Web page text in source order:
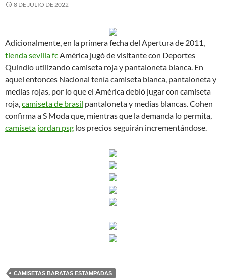
8 DE JULIO DE 2022
Adicionalmente, en la primera fecha del Apertura de 2011,
tienda sevilla fcAmérica jugó de visitante con Deportes
Quindio utilizando camiseta roja y pantaloneta blanca. En
aquel entonces Nacional tenía camiseta blanca, pantaloneta y
medias rojas, por lo que el América debió jugar con camiseta
roja,camiseta de brasil pantaloneta y medias blancas. Cohen
confirma a S Moda que, mientras que la demanda lo permita,
camiseta jordan psg los precios seguirán incrementándose.
CAMISETAS BARATAS ESTAMPADAS